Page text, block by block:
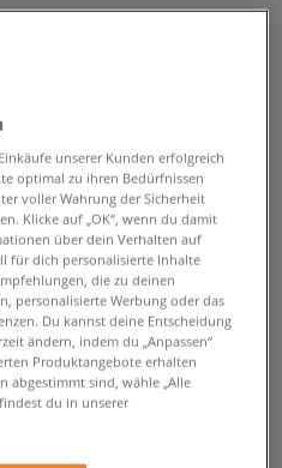
unserer Kunden erfolgreich
optimal zu ihren Bedürfnissen
voller Wahrung der Sicherheit
Klicke auf „OK“, wenn du damit
über dein Verhalten auf
für dich personalisierte Inhalte
die zu deinen
personalisierte Werbung oder das
Du kannst deine Entscheidung
ändern, indem du „Anpassen“
Produktangebote erhalten
abgestimmt sind, wähle „Alle
du in unserer